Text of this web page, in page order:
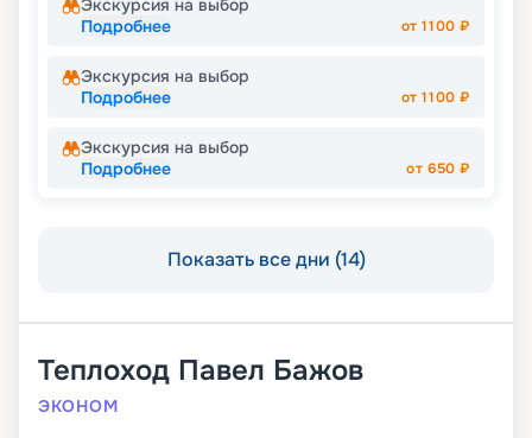
Экскурсия на выбор
Подробнее
от1100 ₽
Экскурсия на выбор
Подробнее
от1100 ₽
Экскурсия на выбор
Подробнее
от 650 ₽
Показать все дни (14)
Теплоход Павел Бажов
ЭКОНОМ